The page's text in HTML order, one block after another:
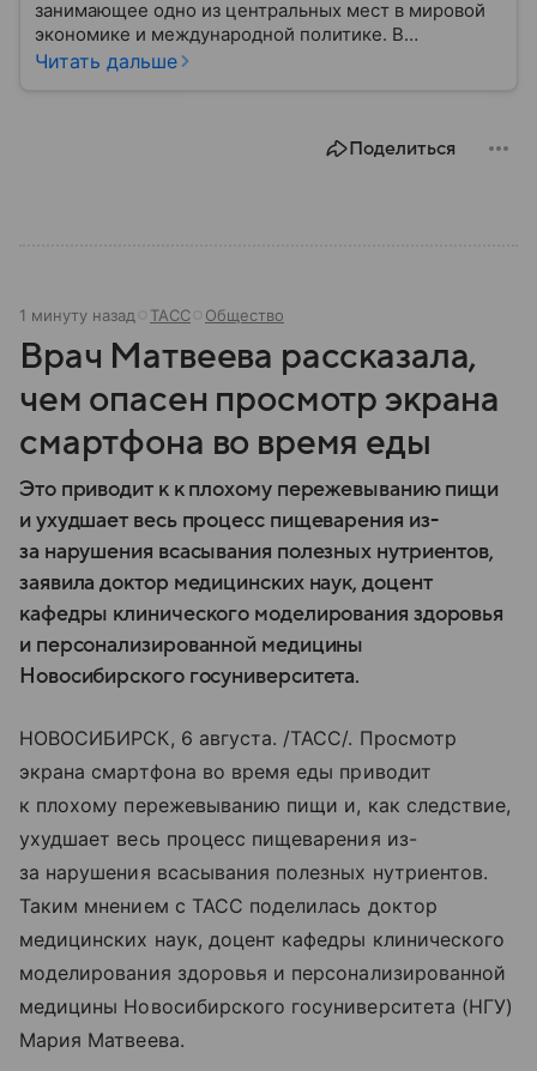
занимающее одно из центральных мест в мировой
экономике и международной политике. В
материале — основные сведения об этой стране.
Читать дальше
Поделиться
1 минуту назад ТАСС Общество
Врач Матвеева рассказала,
чем опасен просмотр экрана
смартфона во время еды
Это приводит к к плохому пережевыванию пищи
и ухудшает весь процесс пищеварения из-
за нарушения всасывания полезных нутриентов,
заявила доктор медицинских наук, доцент
кафедры клинического моделирования здоровья
и персонализированной медицины
Новосибирского госуниверситета.
НОВОСИБИРСК, 6 августа. /ТАСС/. Просмотр
экрана смартфона во время еды приводит
к плохому пережевыванию пищи и, как следствие,
ухудшает весь процесс пищеварения из-
за нарушения всасывания полезных нутриентов.
Таким мнением с ТАСС поделилась доктор
медицинских наук, доцент кафедры клинического
моделирования здоровья и персонализированной
медицины Новосибирского госуниверситета (НГУ)
Мария Матвеева.